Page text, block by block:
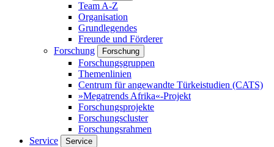
Team A-Z
Organisation
Grundlegendes
Freunde und Förderer
Forschung
Forschung
Forschungsgruppen
Themenlinien
Centrum für angewandte Türkeistudien (CATS)
»Megatrends Afrika«-Projekt
Forschungsprojekte
Forschungscluster
Forschungsrahmen
Service
Service